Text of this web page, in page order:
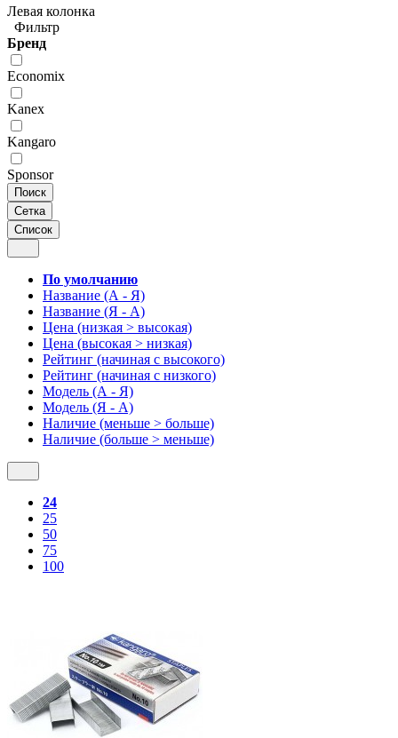
Левая колонка
Фильтр
Бренд
Economix
Kanex
Kangaro
Sponsor
Поиск
Сетка
Список
По умолчанию
Название (А - Я)
Название (Я - А)
Цена (низкая > высокая)
Цена (высокая > низкая)
Рейтинг (начиная с высокого)
Рейтинг (начиная с низкого)
Модель (А - Я)
Модель (Я - А)
Наличие (меньше > больше)
Наличие (больше > меньше)
24
25
50
75
100